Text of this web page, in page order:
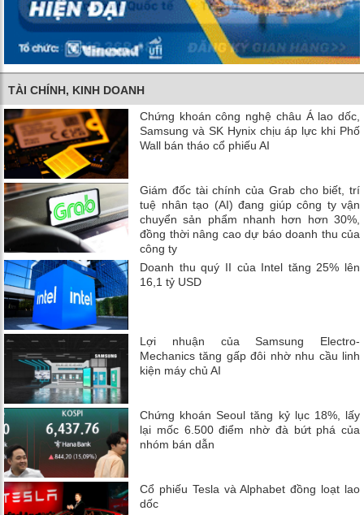
TÀI CHÍNH, KINH DOANH
Chứng khoán công nghệ châu Á lao dốc,
Samsung và SK Hynix chịu áp lực khi Phố
Wall bán tháo cổ phiếu AI
Giám đốc tài chính của Grab cho biết, trí
tuệ nhân tạo (AI) đang giúp công ty vận
chuyển sản phẩm nhanh hơn hơn 30%,
đồng thời nâng cao dự báo doanh thu của
công ty
Doanh thu quý II của Intel tăng 25% lên
16,1 tỷ USD
Lợi nhuận của Samsung Electro-
Mechanics tăng gấp đôi nhờ nhu cầu linh
kiện máy chủ AI
Chứng khoán Seoul tăng kỷ lục 18%, lấy
lại mốc 6.500 điểm nhờ đà bứt phá của
nhóm bán dẫn
Cổ phiếu Tesla và Alphabet đồng loạt lao
dốc